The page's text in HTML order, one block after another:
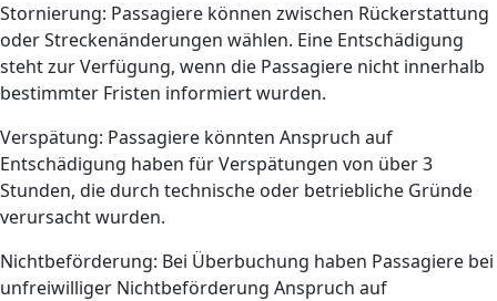
Stornierung: Passagiere können zwischen Rückerstattung
oder Streckenänderungen wählen. Eine Entschädigung
steht zur Verfügung, wenn die Passagiere nicht innerhalb
bestimmter Fristen informiert wurden.
Verspätung: Passagiere könnten Anspruch auf
Entschädigung haben für Verspätungen von über 3
Stunden, die durch technische oder betriebliche Gründe
verursacht wurden.
Nichtbeförderung: Bei Überbuchung haben Passagiere bei
unfreiwilliger Nichtbeförderung Anspruch auf